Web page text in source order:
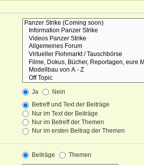
Ja
Nein
Betreff und Text der Beiträge
Nur im Text der Beiträge
Nur im Betreff der Themen
Nur im ersten Beitrag der Themen
Beiträge
Themen